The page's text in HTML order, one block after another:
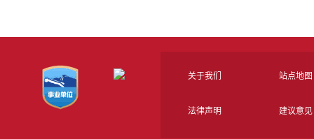
关于我们 站点地图
法律声明 建议意见